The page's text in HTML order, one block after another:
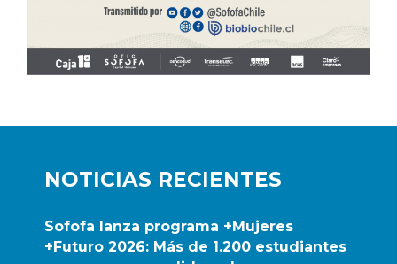
NOTICIAS RECIENTES
Sofofa lanza programa +Mujeres
+Futuro 2026: Más de 1.200 estudiantes